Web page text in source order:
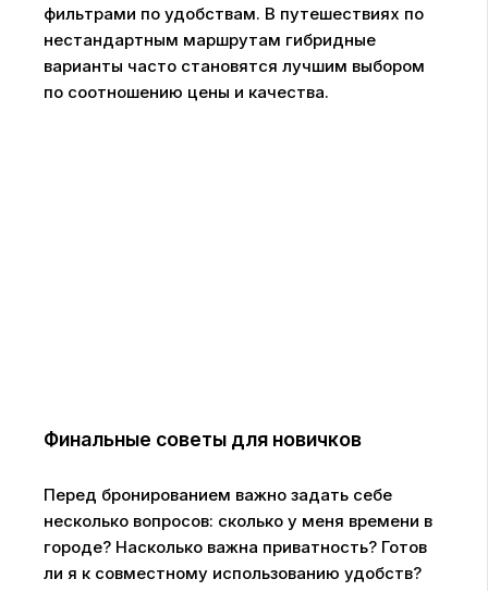
фильтрами по удобствам. В путешествиях по
нестандартным маршрутам гибридные
варианты часто становятся лучшим выбором
по соотношению цены и качества.
Финальные советы для новичков
Перед бронированием важно задать себе
несколько вопросов: сколько у меня времени в
городе? Насколько важна приватность? Готов
ли я к совместному использованию удобств?